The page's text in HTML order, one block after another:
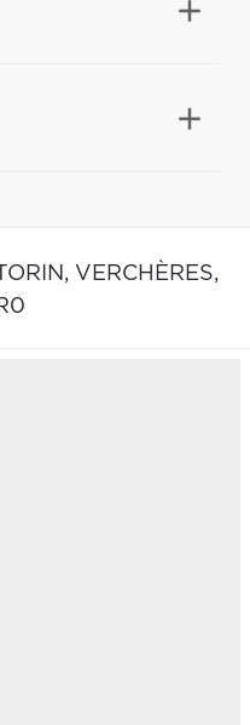
VERCHÈRES,